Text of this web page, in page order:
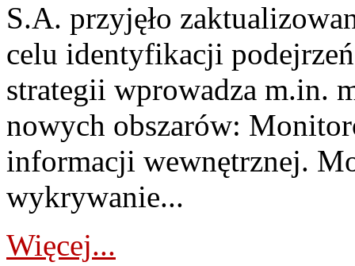
S.A. przyjęło
celu identyfikacji
strategii wprowadza m.in.
nowych obszarów:
informacji wewnętrznej.
wykrywanie...
Więcej...